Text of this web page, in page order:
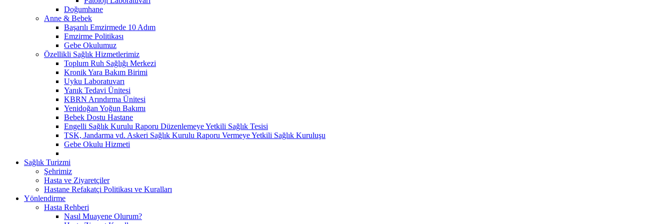
Doğumhane
Anne & Bebek
Başarılı Emzirmede 10 Adım
Emzirme Politikası
Gebe Okulumuz
Özellikli Sağlık Hizmetlerimiz
Toplum Ruh Sağlığı Merkezi
Kronik Yara Bakım Birimi
Uyku Laboratuvarı
Yanık Tedavi Ünitesi
KBRN Arındırma Ünitesi
Yenidoğan Yoğun Bakımı
Bebek Dostu Hastane
Engelli Sağlık Kurulu Raporu Düzenlemeye Yetkili Sağlık Tesisi
TSK, Jandarma vd. Askeri Sağlık Kurulu Raporu Vermeye Yetkili Sağlık Kuruluşu
Gebe Okulu Hizmeti
Sağlık Turizmi
Şehrimiz
Hasta ve Ziyaretçiler
Hastane Refakatçi Politikası ve Kuralları
Yönlendirme
Hasta Rehberi
Nasıl Muayene Olurum?